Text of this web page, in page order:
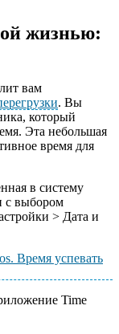
жизнью:
вам
. Вы
который
Эта небольшая
время для
в систему
с выбором
> Дата и
Time